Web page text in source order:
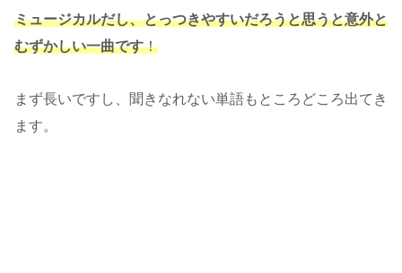
ミュージカルだし、とっつきやすいだろうと思うと意外と
むずかしい一曲です！
まず長いですし、聞きなれない単語もところどころ出てき
ます。